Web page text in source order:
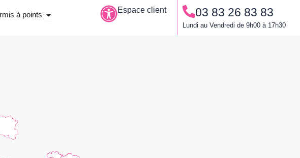
et législations
à points Ouvrir Le permis à pointsEspace client 03 83 26 83 83
Lundi au Vendredi de 9h00 à 17h30